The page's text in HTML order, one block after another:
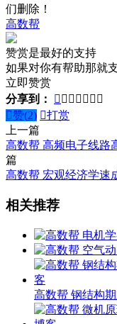
们删除！
高数帮
赞赏是最好的支持
如果对你有帮助那就
立即赞赏
分享到：
      
赞(2) 打赏
上一篇
高数帮 高频电子线路
篇
高数帮 宏观经济学速
相关推荐
高数帮 钢结构